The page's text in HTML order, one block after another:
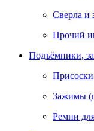
Сверла и
Прочий
Подъёмники,
Присоски
Зажимы
Ремни